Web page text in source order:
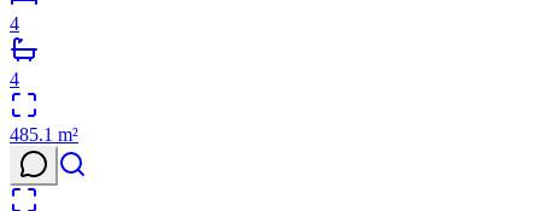
4
4
485.1 m²